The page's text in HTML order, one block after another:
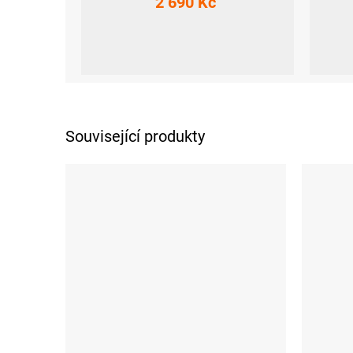
Související produkty